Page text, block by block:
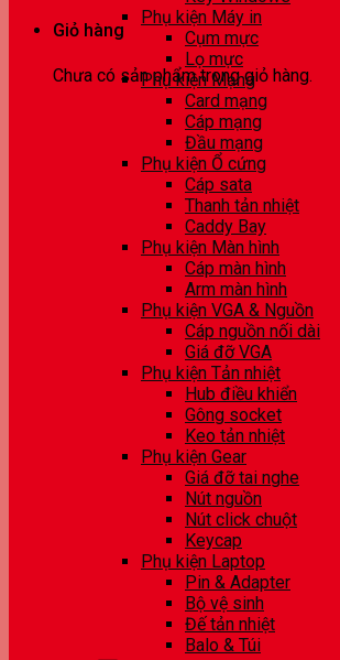
Giỏ hàng
Chưa có sản phẩm trong giỏ hàng.
Phụ kiện Máy in
Cụm mực
Lọ mực
Phụ kiện Mạng
Card mạng
Cáp mạng
Đầu mạng
Phụ kiện Ổ cứng
Cáp sata
Thanh tản nhiệt
Caddy Bay
Phụ kiện Màn hình
Cáp màn hình
Arm màn hình
Phụ kiện VGA & Nguồn
Cáp nguồn nối dài
Giá đỡ VGA
Phụ kiện Tản nhiệt
Hub điều khiển
Gông socket
Keo tản nhiệt
Phụ kiện Gear
Giá đỡ tai nghe
Nút nguồn
Nút click chuột
Keycap
Phụ kiện Laptop
Pin & Adapter
Bộ vệ sinh
Đế tản nhiệt
Balo & Túi